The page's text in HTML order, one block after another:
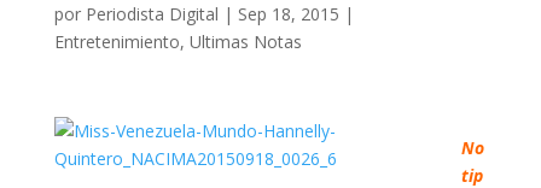
por Periodista Digital | Sep 18, 2015 |
Entretenimiento, Ultimas Notas
No
tip